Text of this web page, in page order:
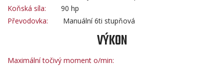
Koňská síla:
90 hp
Převodovka:
Manuální 6ti stupňová
VÝKON
Maximální točivý moment o/min: